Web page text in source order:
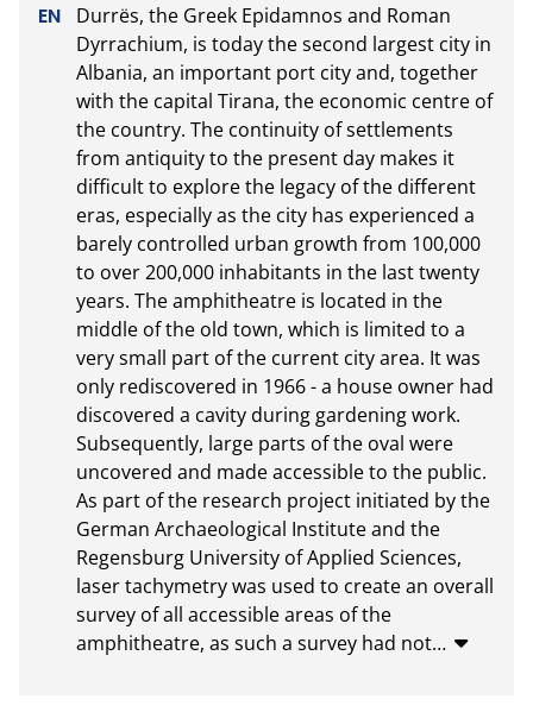
Durrës, the Greek Epidamnos and Roman
Dyrrachium, is today the second largest city in
Albania, an important port city and, together
with the capital Tirana, the economic centre of
the country. The continuity of settlements
from antiquity to the present day makes it
difficult to explore the legacy of the different
eras, especially as the city has experienced a
barely controlled urban growth from 100,000
to over 200,000 inhabitants in the last twenty
years. The amphitheatre is located in the
middle of the old town, which is limited to a
very small part of the current city area. It was
only rediscovered in 1966 - a house owner had
discovered a cavity during gardening work.
Subsequently, large parts of the oval were
uncovered and made accessible to the public.
As part of the research project initiated by the
German Archaeological Institute and the
Regensburg University of Applied Sciences,
laser tachymetry was used to create an overall
survey of all accessible areas of the
amphitheatre, as such a survey had not…